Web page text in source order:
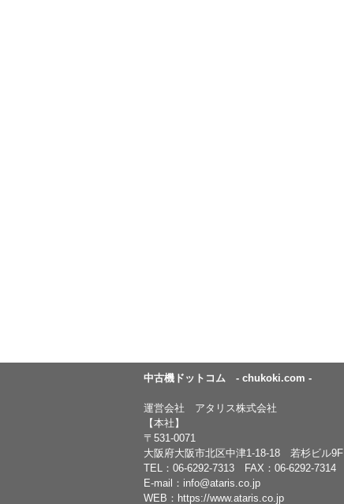
中古機ドットコム - chukoki.com -
運営会社 アタリス株式会社
【本社】
〒531-0071
大阪府大阪市北区中津1-18-18 若杉ビル9F
TEL： 06-6292-7313 FAX：06-6292-7314
E-mail： info@ataris.co.jp
WEB： https://www.ataris.co.jp